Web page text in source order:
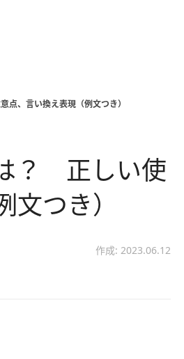
点、言い換え表現（例文つき）
？ 正しい使
つき）
作成: 2023.06.12